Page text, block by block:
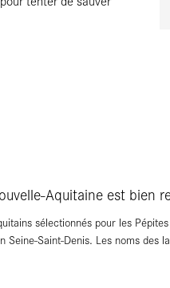
Aquitaine est bien
sélectionnés pour les
Seine-Saint-Denis. Les noms des